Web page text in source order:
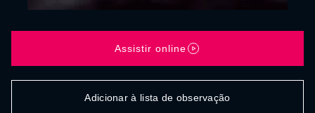
Assistir online
Adicionar à lista de observação